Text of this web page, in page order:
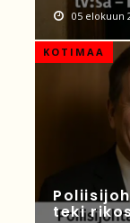
05 elokuun
KOTIMAA
teki